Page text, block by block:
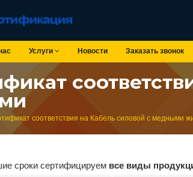
Услуги Новости Заказать звонок
соответствия на Кабель силовой с медными
сроки сертифицируем все виды